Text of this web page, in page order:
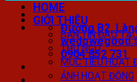
Đường B2,
0904 852 731
HOME
GIỚI THIỆU
BẢN TIN ĐÀO
THƯ NGỎ
MỤC TIÊU HOẠT
ẢNH HOẠT ĐỘNG